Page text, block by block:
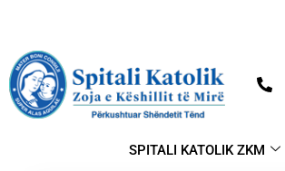
SPITALI KATOLIK ZKM